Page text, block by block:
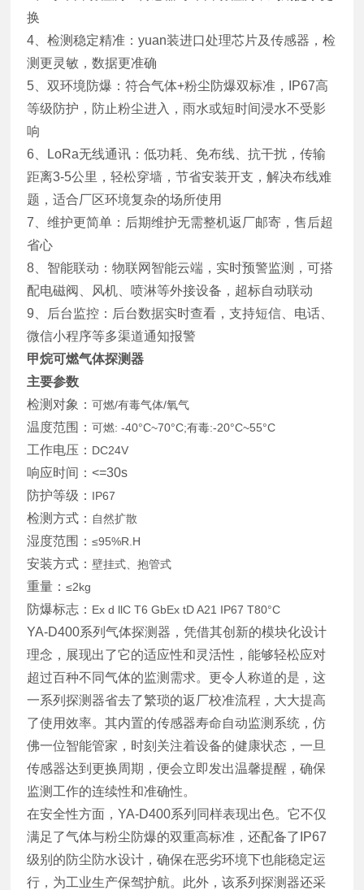
换
4、检测稳定精准：yuan装进口处理芯片及传感器，检
测更灵敏，数据更准确
5、双环境防爆：符合气体+粉尘防爆双标准，IP67高
等级防护，防止粉尘进入，雨水或短时间浸水不受影
响
6、LoRa无线通讯：低功耗、免布线、抗干扰，传输
距离3-5公里，轻松穿墙，节省安装开支，解决布线难
题，适合厂区环境复杂的场所使用
7、维护更简单：后期维护无需整机返厂邮寄，售后超
省心
8、智能联动：物联网智能云端，实时预警监测，可搭
配电磁阀、风机、喷淋等外接设备，超标自动联动
9、后台监控：后台数据实时查看，支持短信、电话、
微信小程序等多渠道通知报警
甲烷可燃气体探测器
主要参数
检测对象：可燃/有毒气体/氧气
温度范围：可燃: -40°C~70°C;有毒:-20°C~55°C
工作电压： DC24V
响应时间：<=30s
防护等级： IP67
检测方式： 自然扩散
湿度范围：≤95%R.H
安装方式：壁挂式、抱管式
重量：≤2kg
防爆标志： Ex d llC T6 GbEx tD A21 IP67 T80°C
YA-D400系列气体探测器，凭借其创新的模块化设计
理念，展现出了它的适应性和灵活性，能够轻松应对
超过百种不同气体的监测需求。更令人称道的是，这
一系列探测器省去了繁琐的返厂校准流程，大大提高
了使用效率。其内置的传感器寿命自动监测系统，仿
佛一位智能管家，时刻关注着设备的健康状态，一旦
传感器达到更换周期，便会立即发出温馨提醒，确保
监测工作的连续性和准确性。
在安全性方面，YA-D400系列同样表现出色。它不仅
满足了气体与粉尘防爆的双重高标准，还配备了IP67
级别的防尘防水设计，确保在恶劣环境下也能稳定运
行，为工业生产保驾护航。此外，该系列探测器还采